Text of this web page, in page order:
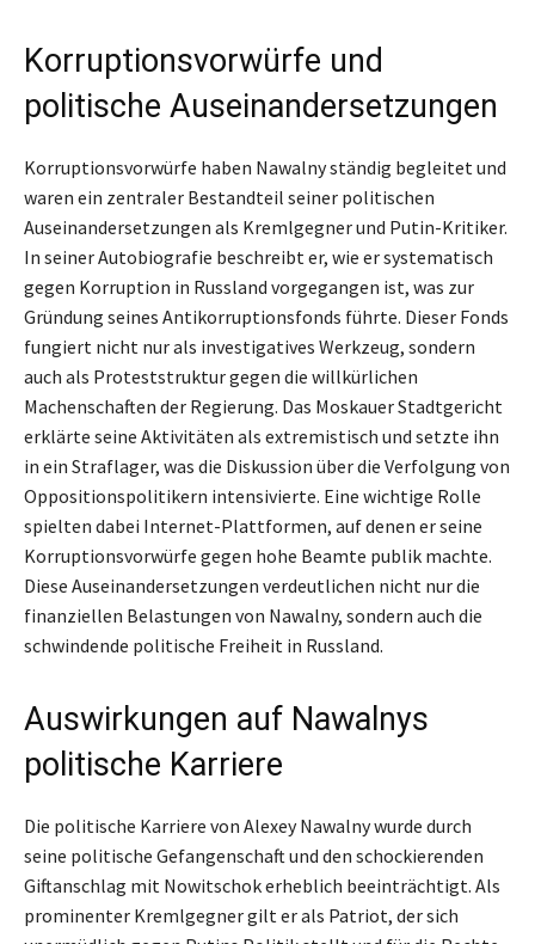
Korruptionsvorwürfe und
politische Auseinandersetzungen
Korruptionsvorwürfe haben Nawalny ständig begleitet und
waren ein zentraler Bestandteil seiner politischen
Auseinandersetzungen als Kremlgegner und Putin-Kritiker.
In seiner Autobiografie beschreibt er, wie er systematisch
gegen Korruption in Russland vorgegangen ist, was zur
Gründung seines Antikorruptionsfonds führte. Dieser Fonds
fungiert nicht nur als investigatives Werkzeug, sondern
auch als Proteststruktur gegen die willkürlichen
Machenschaften der Regierung. Das Moskauer Stadtgericht
erklärte seine Aktivitäten als extremistisch und setzte ihn
in ein Straflager, was die Diskussion über die Verfolgung von
Oppositionspolitikern intensivierte. Eine wichtige Rolle
spielten dabei Internet-Plattformen, auf denen er seine
Korruptionsvorwürfe gegen hohe Beamte publik machte.
Diese Auseinandersetzungen verdeutlichen nicht nur die
finanziellen Belastungen von Nawalny, sondern auch die
schwindende politische Freiheit in Russland.
Auswirkungen auf Nawalnys
politische Karriere
Die politische Karriere von Alexey Nawalny wurde durch
seine politische Gefangenschaft und den schockierenden
Giftanschlag mit Nowitschok erheblich beeinträchtigt. Als
prominenter Kremlgegner gilt er als Patriot, der sich